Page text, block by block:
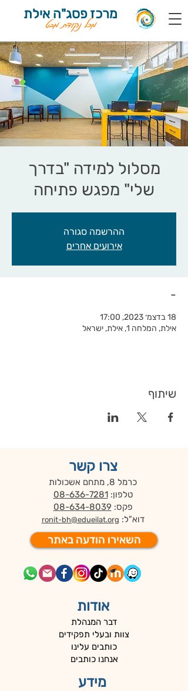
מרכז פסג"ה אילת
מכל נקודת מבט
מסלול למידה "בדרך
שלי" מפגש פתיחה
ההרשמה סגורה
אירועים אחרים
-
18 בדצמ׳ 2023, 17:00
אילת, המלחה 1, אילת, ישראל
שיתוף
צרו קשר
כרמל 8, מתחם אשכולות
טלפון: 08-636-7281
פקס: 08-634-8039
דוא"ל: ronit-bh@edueilat.org
השאירו הודעה באתר
אודות
דבר המנהלת
צוות ובעלי תפקידים
כותבים עלינו
אנחנו כותבים
מידע